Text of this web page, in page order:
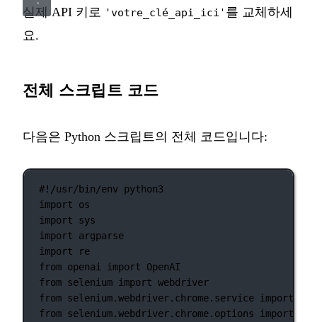
실제 API 키로 'votre_clé_api_ici' 를 교체하세
요.
전체 스크립트 코드
다음은 Python 스크립트의 전체 코드입니다:
#!/usr/bin/env python3
import os
import sys
import argparse
import re
from openai import OpenAI
from selenium import webdriver
from selenium.webdriver.chrome.service import
from selenium.webdriver.chrome.options import